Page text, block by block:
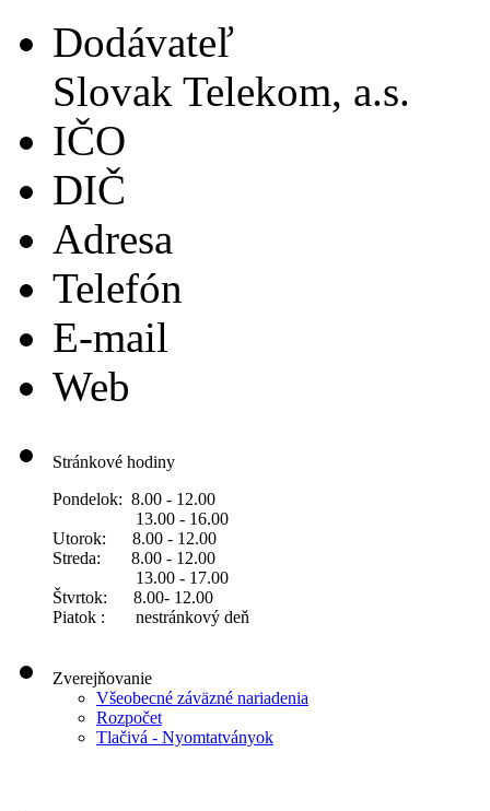
Dodávateľ
Slovak Telekom, a.s.
IČO
DIČ
Adresa
Telefón
E-mail
Web
Stránkové hodiny
Pondelok: 8.00 - 12.00
13.00 - 16.00
Utorok: 8.00 - 12.00
Streda: 8.00 - 12.00
13.00 - 17.00
Štvrtok: 8.00- 12.00
Piatok : nestránkový deň
Zverejňovanie
Všeobecné záväzné nariadenia
Rozpočet
Tlačivá - Nyomtatványok